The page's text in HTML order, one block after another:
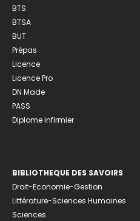
BTS
BTSA
BUT
Prépas
Licence
Licence Pro
DN Made
PASS
Diplome infirmier
BIBLIOTHEQUE DES SAVOIRS
Droit-Economie-Gestion
Littérature-Sciences Humaines
Sciences